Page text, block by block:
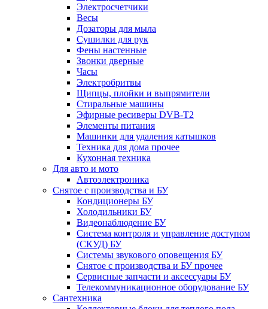
Электросчетчики
Весы
Дозаторы для мыла
Сушилки для рук
Фены настенные
Звонки дверные
Часы
Электробритвы
Щипцы, плойки и выпрямители
Стиральные машины
Эфирные ресиверы DVB-T2
Элементы питания
Машинки для удаления катышков
Техника для дома прочее
Кухонная техника
Для авто и мото
Автоэлектроника
Снятое с производства и БУ
Кондиционеры БУ
Холодильники БУ
Видеонаблюдение БУ
Система контроля и управление доступом
(СКУД) БУ
Системы звукового оповещения БУ
Снятое с производства и БУ прочее
Сервисные запчасти и аксессуары БУ
Телекоммуникационное оборудование БУ
Сантехника